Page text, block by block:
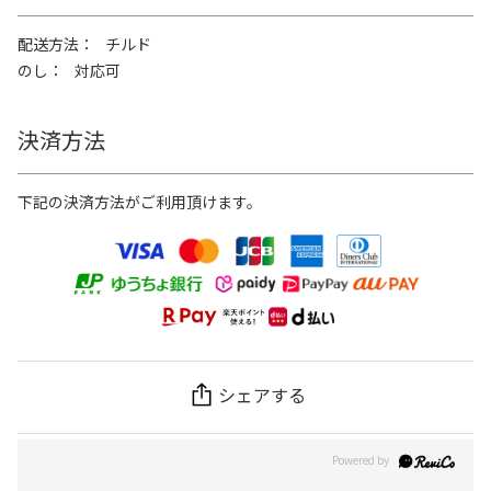
配送方法
チルド
のし
対応可
決済方法
下記の決済方法がご利用頂けます。
シェアする